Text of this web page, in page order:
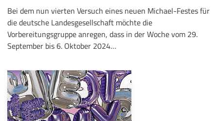
Bei dem nun vierten Versuch eines neuen Michael-Festes für
die deutsche Landesgesellschaft möchte die
Vorbereitungsgruppe anregen, dass in der Woche vom 29.
September bis 6. Oktober 2024…